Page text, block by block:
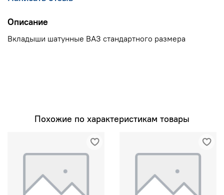
Описание
Вкладыши шатунные ВАЗ стандартного размера
Похожие по характеристикам товары